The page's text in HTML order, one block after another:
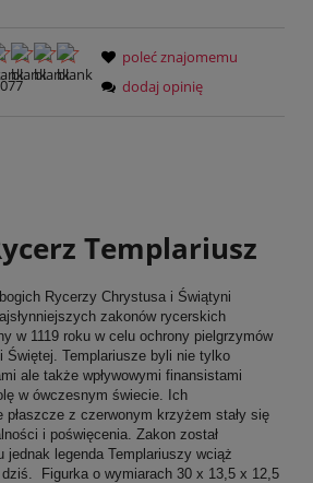
poleć znajomemu
dodaj opinię
Templariusz
Rycerzy Chrystusa i Świątyni
zakonów rycerskich
w 1119 roku w celu ochrony pielgrzymów
Świętej. Templariusze byli nie tylko
ale także wpływowymi finansistami
w ówczesnym świecie. Ich
płaszcze z czerwonym krzyżem stały się
i poświęcenia. Zakon został
jednak legenda Templariuszy wciąż
Figurka o wymiarach 30 x 13,5 x 12,5